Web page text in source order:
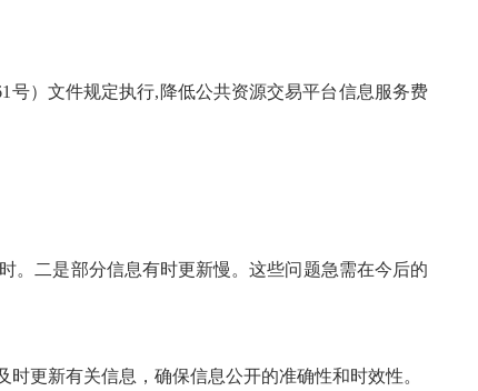
）文件规定执行,降低公共资源交易平台信息服务费
二是部分信息有时更新慢。这些问题急需在今后的
更新有关信息，确保信息公开的准确性和时效性。